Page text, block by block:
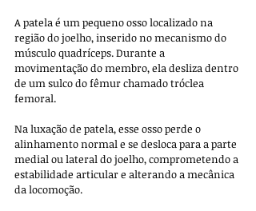
A patela é um pequeno osso localizado na
região do joelho, inserido no mecanismo do
músculo quadríceps. Durante a
movimentação do membro, ela desliza dentro
de um sulco do fêmur chamado tróclea
femoral.
Na luxação de patela, esse osso perde o
alinhamento normal e se desloca para a parte
medial ou lateral do joelho, comprometendo a
estabilidade articular e alterando a mecânica
da locomoção.